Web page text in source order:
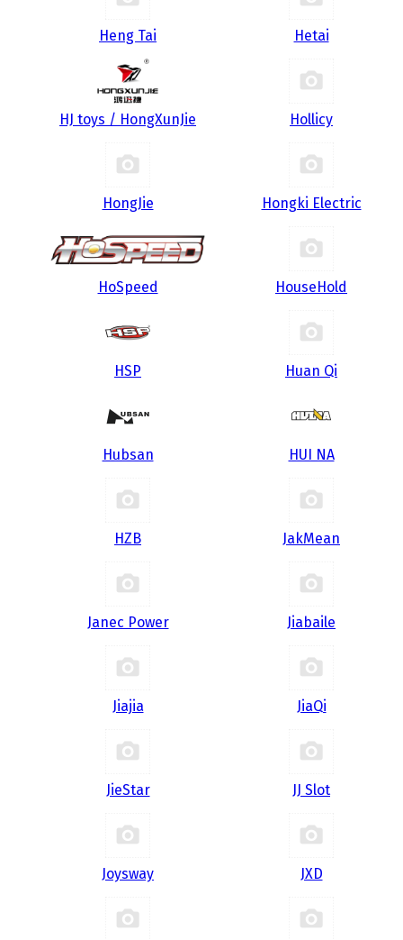
Heng Tai Hetai
HJ toys / HongXunJie Hollicy
HongJie Hongki Electric
HoSpeed HouseHold
HSP Huan Qi
Hubsan HUI NA
HZB JakMean
Janec Power Jiabaile
Jiajia JiaQi
JieStar JJ Slot
Joysway JXD